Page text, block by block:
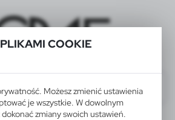
COOKIE
Możesz zmienić ustawienia
je wszystkie. W dowolnym
zmiany swoich ustawień.